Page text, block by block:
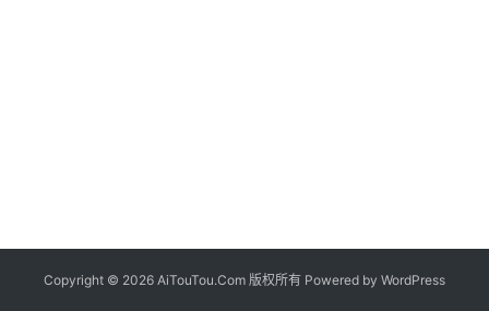
Copyright © 2026 AiTouTou.Com 版权所有 Powered by WordPress